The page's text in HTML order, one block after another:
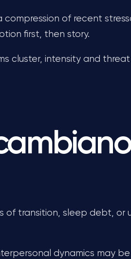
of recent
first, then story.
cluster, intensity and
of transition, sleep debt, or
dynamics may